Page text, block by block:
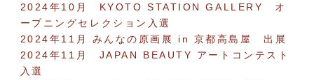
2024年10月 KYOTO STATION GALLERY オ
ープニングセレクション入選
2024年11月 みんなの原画展 in 京都高島屋 出展
2024年11月 JAPAN BEAUTY アートコンテスト
入選